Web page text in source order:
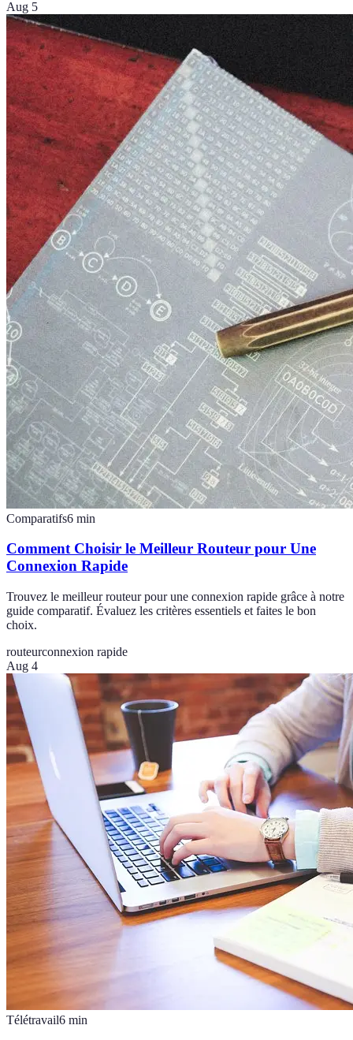
Aug 5
Comparatifs6 min
Comment Choisir le Meilleur Routeur pour Une
Connexion Rapide
Trouvez le meilleur routeur pour une connexion rapide grâce à notre
guide comparatif. Évaluez les critères essentiels et faites le bon
choix.
routeurconnexion rapide
Aug 4
Télétravail6 min